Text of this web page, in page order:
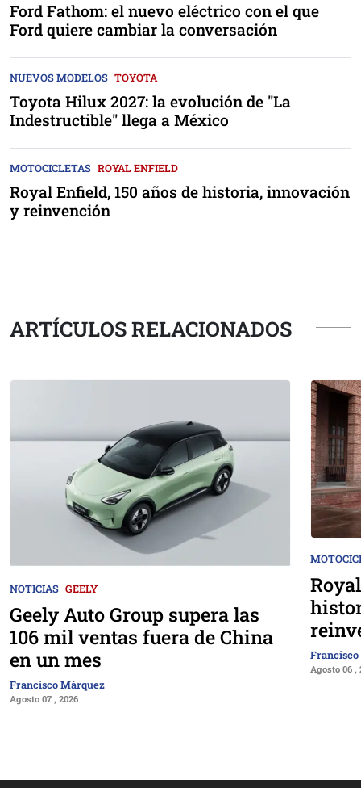
Ford Fathom: el nuevo eléctrico con el que
Ford quiere cambiar la conversación
NUEVOS MODELOS TOYOTA
Toyota Hilux 2027: la evolución de "La
Indestructible" llega a México
MOTOCICLETAS ROYAL ENFIELD
Royal Enfield, 150 años de historia, innovación
y reinvención
ARTÍCULOS RELACIONADOS
NOTICIAS GEELY
Geely Auto Group supera las
106 mil ventas fuera de China
en un mes
Francisco Márquez
Agosto 07 , 2026
Agosto 06 ,